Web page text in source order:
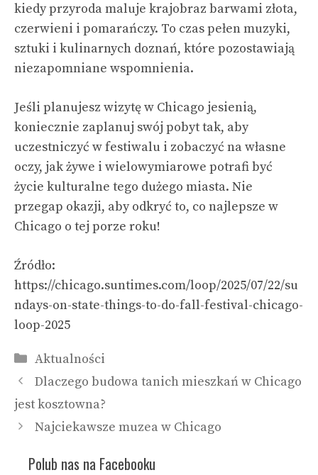
kiedy przyroda maluje krajobraz barwami złota,
czerwieni i pomarańczy. To czas pełen muzyki,
sztuki i kulinarnych doznań, które pozostawiają
niezapomniane wspomnienia.
Jeśli planujesz wizytę w Chicago jesienią,
koniecznie zaplanuj swój pobyt tak, aby
uczestniczyć w festiwalu i zobaczyć na własne
oczy, jak żywe i wielowymiarowe potrafi być
życie kulturalne tego dużego miasta. Nie
przegap okazji, aby odkryć to, co najlepsze w
Chicago o tej porze roku!
Źródło:
https://chicago.suntimes.com/loop/2025/07/22/su
ndays-on-state-things-to-do-fall-festival-chicago-
loop-2025
Kategorie
Aktualności
Dlaczego budowa tanich mieszkań w Chicago
jest kosztowna?
Najciekawsze muzea w Chicago
Polub nas na Facebooku